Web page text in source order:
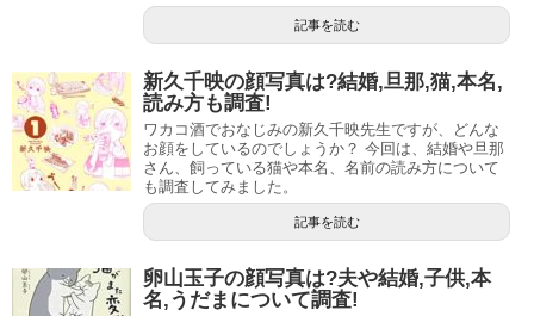
幼稚園教諭をしつつ漫画家デビューしたなんてすごいです
よね。
漫画家デビューしたのは幼稚園教諭になった翌年で、2005
年に記載された文章では「10年くらい前」となっていたの
で、1995年頃かと思われます。
デビューしたことになりますね。
記事を読む
新久千映の顔写真は?結婚,旦那,猫,本名,
読み方も調査!
ワカコ酒でおなじみの新久千映先生ですが、どんな
お顔をしているのでしょうか？ 今回は、結婚や旦那
さん、飼っている猫や本名、名前の読み方について
も調査してみました。
記事を読む
卵山玉子の顔写真は?夫や結婚,子供,本
名,うだまについて調査!